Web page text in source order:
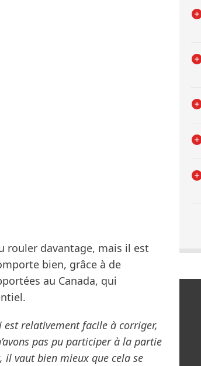
rouler davantage, mais il est
bien, grâce à de
au Canada, qui
relativement facile à corriger,
pas pu participer à la partie
il vaut bien mieux que cela se